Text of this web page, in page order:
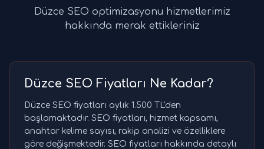
Düzce SEO optimizasyonu hizmetlerimiz
hakkında merak ettikleriniz
Düzce SEO Fiyatları Ne Kadar?
Düzce SEO fiyatları aylık 1.500 TL'den
başlamaktadır. SEO fiyatları, hizmet kapsamı,
anahtar kelime sayısı, rakip analizi ve özelliklere
göre değişmektedir. SEO fiyatları hakkında detaylı